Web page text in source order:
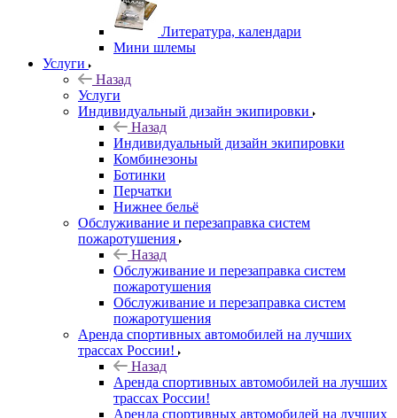
Литература, календари
Мини шлемы
Услуги
Назад
Услуги
Индивидуальный дизайн экипировки
Назад
Индивидуальный дизайн экипировки
Комбинезоны
Ботинки
Перчатки
Нижнее бельё
Обслуживание и перезаправка систем
пожаротушения
Назад
Обслуживание и перезаправка систем
пожаротушения
Обслуживание и перезаправка систем
пожаротушения
Аренда спортивных автомобилей на лучших
трассах России!
Назад
Аренда спортивных автомобилей на лучших
трассах России!
Аренда спортивных автомобилей на лучших